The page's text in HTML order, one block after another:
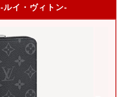
-ルイ・ヴィトン-